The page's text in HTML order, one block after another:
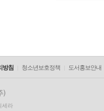
방침 청소년보호정책 도서홍보안내
세라